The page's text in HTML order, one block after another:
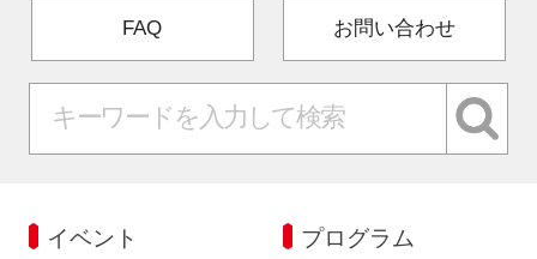
FAQ お問い合わせ
イベント プログラム